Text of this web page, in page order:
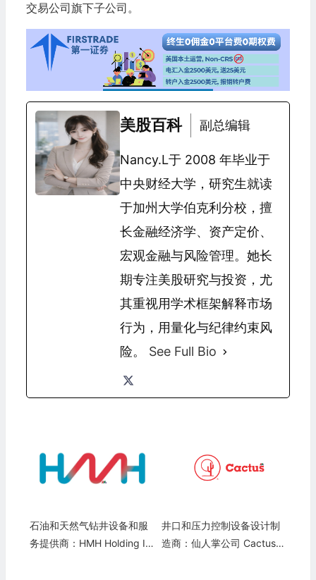
交易公司旗下子公司。
美股百科 副总编辑
Nancy.L于 2008 年毕业于
中央财经大学，研究生就读
于加州大学伯克利分校，擅
长金融经济学、资产定价、
宏观金融与风险管理。她长
期专注美股研究与投资，尤
其重视用学术框架解释市场
行为，用量化与纪律约束风
险。 See Full Bio
石油和天然气钻井设备和服
务提供商：HMH Holding In
井口和压力控制设备设计制
造商：仙人掌公司 Cactus, I